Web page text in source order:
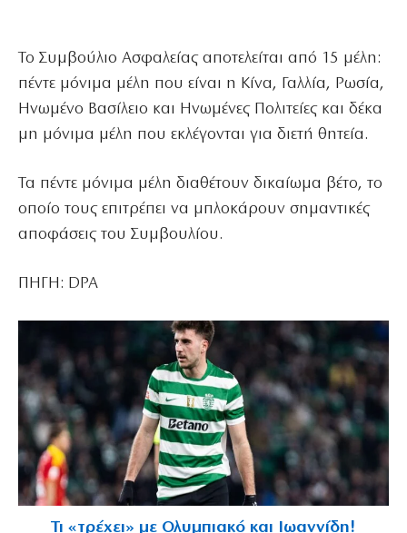
Το Συμβούλιο Ασφαλείας αποτελείται από 15 μέλη:
πέντε μόνιμα μέλη που είναι η Κίνα, Γαλλία, Ρωσία,
Ηνωμένο Βασίλειο και Ηνωμένες Πολιτείες και δέκα
μη μόνιμα μέλη που εκλέγονται για διετή θητεία.
Τα πέντε μόνιμα μέλη διαθέτουν δικαίωμα βέτο, το
οποίο τους επιτρέπει να μπλοκάρουν σημαντικές
αποφάσεις του Συμβουλίου.
ΠΗΓΗ: DPA
Τι «τρέχει» με Ολυμπιακό και Ιωαννίδη!